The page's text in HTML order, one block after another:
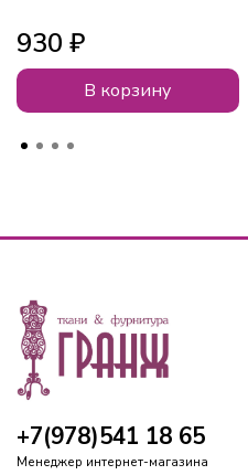
930 ₽
В корзину
+7(978)541 18 65
Менеджер интернет-магазина